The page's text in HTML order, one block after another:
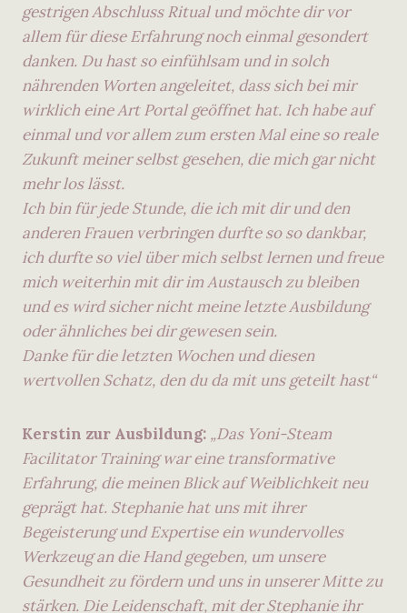
gestrigen Abschluss Ritual und möchte dir vor
allem für diese Erfahrung noch einmal gesondert
danken. Du hast so einfühlsam und in solch
nährenden Worten angeleitet, dass sich bei mir
wirklich eine Art Portal geöffnet hat. Ich habe auf
einmal und vor allem zum ersten Mal eine so reale
Zukunft meiner selbst gesehen, die mich gar nicht
mehr los lässt.
Ich bin für jede Stunde, die ich mit dir und den
anderen Frauen verbringen durfte so so dankbar,
ich durfte so viel über mich selbst lernen und freue
mich weiterhin mit dir im Austausch zu bleiben
und es wird sicher nicht meine letzte Ausbildung
oder ähnliches bei dir gewesen sein.
Danke für die letzten Wochen und diesen
wertvollen Schatz, den du da mit uns geteilt hast“
Kerstin zur Ausbildung: „Das Yoni-Steam
Facilitator Training war eine transformative
Erfahrung, die meinen Blick auf Weiblichkeit neu
geprägt hat. Stephanie hat uns mit ihrer
Begeisterung und Expertise ein wundervolles
Werkzeug an die Hand gegeben, um unsere
Gesundheit zu fördern und uns in unserer Mitte zu
stärken. Die Leidenschaft, mit der Stephanie ihr